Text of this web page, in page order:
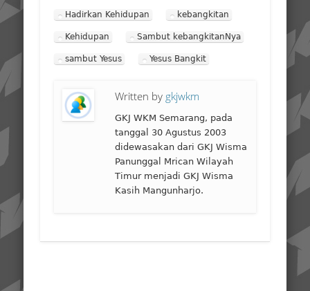
Hadirkan Kehidupan kebangkitan
Kehidupan Sambut kebangkitanNya
sambut Yesus Yesus Bangkit
Written by gkjwkm
GKJ WKM Semarang, pada
tanggal 30 Agustus 2003
didewasakan dari GKJ Wisma
Panunggal Mrican Wilayah
Timur menjadi GKJ Wisma
Kasih Mangunharjo.